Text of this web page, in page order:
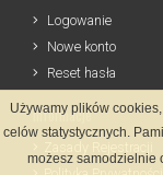
Logowanie
Nowe konto
Reset hasła
Informacje
Używamy plików
celów statystycznych.
możesz samodzielnie